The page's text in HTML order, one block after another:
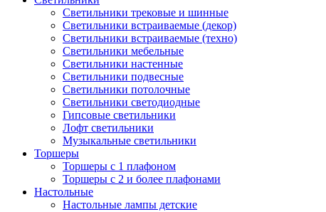
Светильники трековые и шинные
Светильники встраиваемые (декор)
Светильники встраиваемые (техно)
Светильники мебельные
Светильники настенные
Светильники подвесные
Светильники потолочные
Светильники светодиодные
Гипсовые светильники
Лофт светильники
Музыкальные светильники
Торшеры
Торшеры с 1 плафоном
Торшеры с 2 и более плафонами
Настольные
Настольные лампы детские